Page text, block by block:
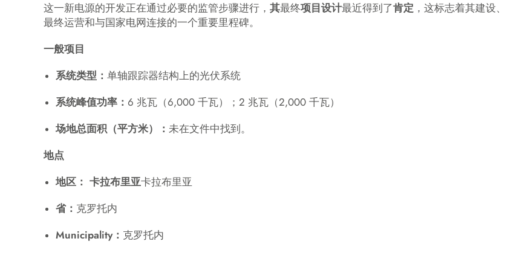
这一新电源的开发正在通过必要的监管步骤进行， 其最终项目设计最近得到了肯定 ，这标志着其建设、
最终运营和与国家电网连接的一个重要里程碑。
一般项目
系统类型： 单轴跟踪器结构上的光伏系统
系统峰值功率： 6 兆瓦（6,000 千瓦）；2 兆瓦（2,000 千瓦）
场地总面积（平方米）： 未在文件中找到。
地点
地区： 卡拉布里亚卡拉布里亚
省： 克罗托内
Municipality： 克罗托内